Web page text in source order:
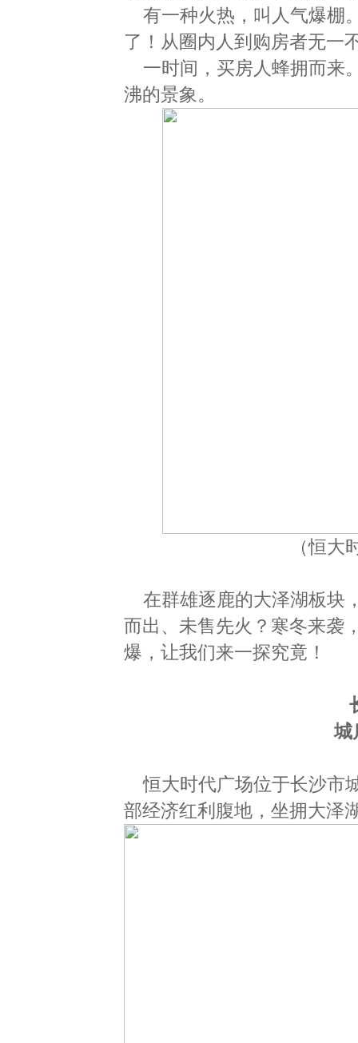
有一种火热，叫人气爆棚
了！从圈内人到购房者无一
一时间，买房人蜂拥而来
沸的景象。
（恒大
在群雄逐鹿的大泽湖板块
而出、未售先火？寒冬来袭
爆，让我们来一探究竟！
城
恒大时代广场位于长沙市
部经济红利腹地，坐拥大泽